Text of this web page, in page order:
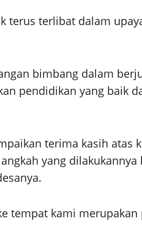
terus terlibat dalam
bimbang dalam
pendidikan yang baik
terima kasih atas
yang
tempat kami